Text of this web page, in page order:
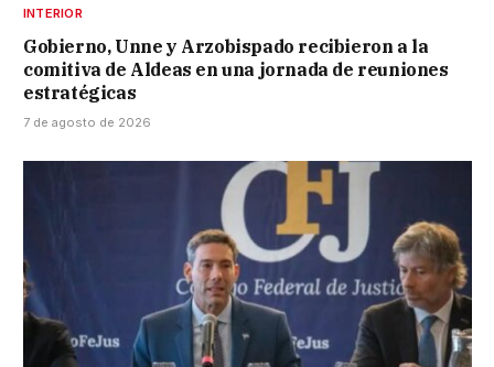
INTERIOR
Gobierno, Unne y Arzobispado recibieron a la
comitiva de Aldeas en una jornada de reuniones
estratégicas
7 de agosto de 2026